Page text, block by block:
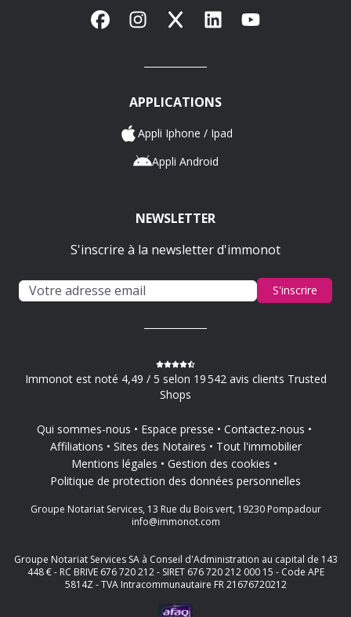
FacebookInstagram
X LinkedInYouTube
APPLICATIONS
Appli Iphone / Ipad
Appli Android
NEWSLETTER
S'inscrire à la newsletter d'immonot
S'inscrire
Immonot est noté 4,49 / 5 selon 19 542 avis clients Trusted
Shops
Qui sommes-nous Espace presse
Contactez-nous
Affiliations
Sites des Notaires
Tout l'immobilier
Mentions légales
Gestion des cookies
Politique de protection des données personnelles
Groupe Notariat Services, 13 Rue du Bois vert, 19230 Pompadour
info@immonot.com
Groupe Notariat Services SA à Conseil d'Administration au capital de 143
448 € - RC BRIVE 676 720 212 - SIRET 676 720 212 000 15 - Code APE
5814Z - TVA Intracommunautaire FR 21676720212